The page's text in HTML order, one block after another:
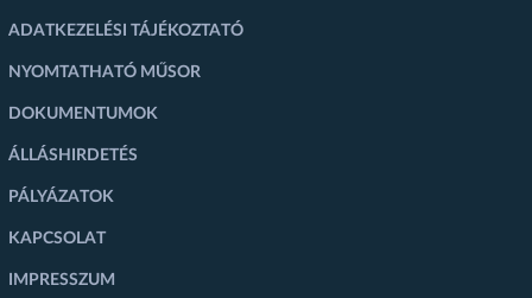
ADATKEZELÉSI TÁJÉKOZTATÓ
NYOMTATHATÓ MŰSOR
DOKUMENTUMOK
ÁLLÁSHIRDETÉS
PÁLYÁZATOK
KAPCSOLAT
IMPRESSZUM